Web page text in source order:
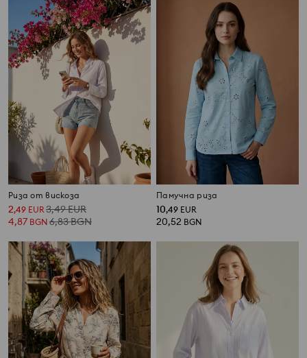
Риза от вискоза
2,49 EUR 3,49EUR
4,87 BGN 6,83BGN
Памучна риза
10,49 EUR
20,52 BGN